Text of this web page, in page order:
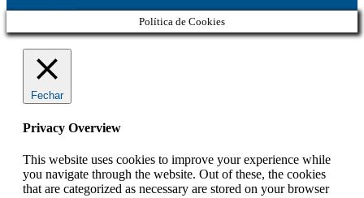
Política de Cookies
Fechar
Privacy Overview
This website uses cookies to improve your experience while
you navigate through the website. Out of these, the cookies
that are categorized as necessary are stored on your browser